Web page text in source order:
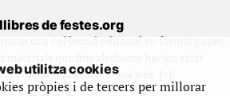
de festes.org
una col·lecció editorial en format paper,
al nostre espai web. [+]
utilitza cookies
pròpies i de tercers per millorar